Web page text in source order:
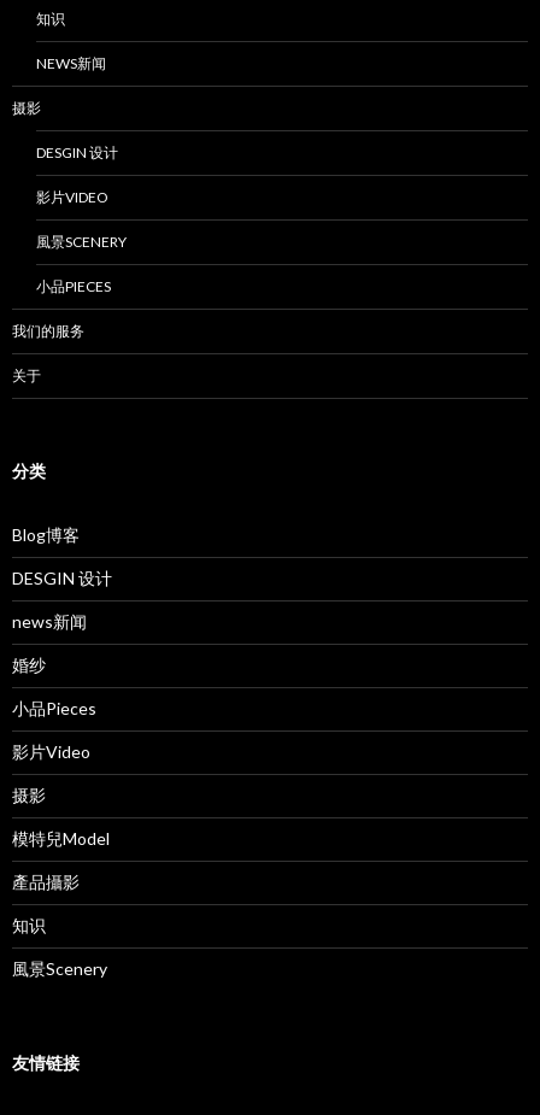
知识
NEWS新闻
摄影
DESGIN 设计
影片VIDEO
風景SCENERY
小品PIECES
我们的服务
关于
分类
Blog博客
DESGIN 设计
news新闻
婚纱
小品Pieces
影片Video
摄影
模特兒Model
產品攝影
知识
風景Scenery
友情链接